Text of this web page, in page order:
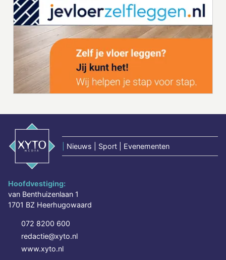
Nieuws | Sport | Evenementen
Hoofdvestiging:
van Benthuizenlaan 1
1701 BZ Heerhugowaard
072 8200 600
redactie@xyto.nl
www.xyto.nl